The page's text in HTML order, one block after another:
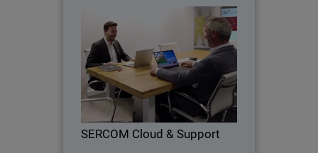
SERCOM Cloud & Support
SERCOM Cloud & Support
SERCOM, se convierte en MSP de
WatchGuard y estrecha aún más su
relación con el fabricante, apostando
por su innovador portfolio de
soluciones y servicios.